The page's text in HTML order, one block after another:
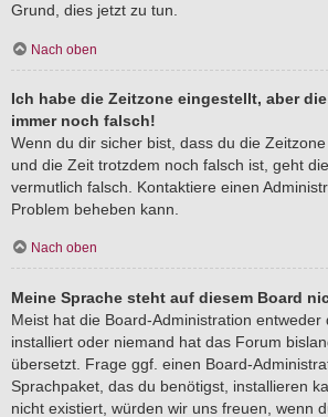
Grund, dies jetzt zu tun.
Nach oben
Ich habe die Zeitzone eingestellt, aber
immer noch falsch!
Wenn du dir sicher bist, dass du die
und die Zeit trotzdem noch falsch ist, geht
vermutlich falsch. Kontaktiere einen
Problem beheben kann.
Nach oben
Meine Sprache steht auf diesem Board
Meist hat die Board-Administration entweder
installiert oder niemand hat das Forum
übersetzt. Frage ggf. einen Board-
Sprachpaket, das du benötigst, installieren
nicht existiert, würden wir uns freuen, wenn